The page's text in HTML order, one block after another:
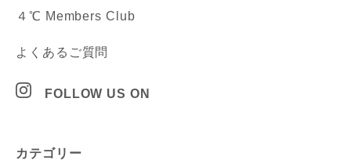
４℃ Members Club
よくあるご質問
FOLLOW US ON
カテゴリー